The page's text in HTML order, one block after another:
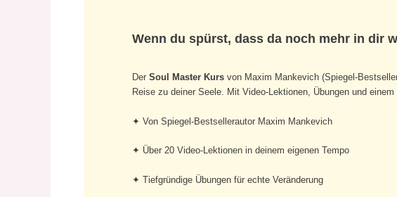
Wenn du spürst, dass da noch mehr in dir
Der Soul Master Kursvon Maxim Mankevich (Spiegel-
Reise zu deiner Seele. Mit Video-Lektionen, Übungen und einem
✦ Von Spiegel-Bestsellerautor Maxim Mankevich
✦ Über 20 Video-Lektionen in deinem eigenen Tempo
✦ Tiefgründige Übungen für echte Veränderung